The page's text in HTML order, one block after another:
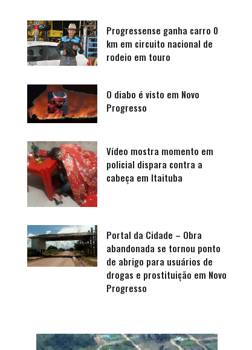
Progressense ganha carro 0
km em circuito nacional de
rodeio em touro
O diabo é visto em Novo
Progresso
Vídeo mostra momento em
policial dispara contra a
cabeça em Itaituba
Portal da Cidade – Obra
abandonada se tornou ponto
de abrigo para usuários de
drogas e prostituição em Novo
Progresso